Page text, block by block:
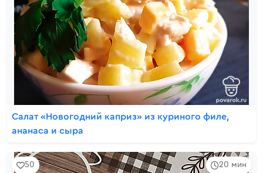
Салат «Новогодний каприз» из куриного филе,
ананаса и сыра
20 мин
50